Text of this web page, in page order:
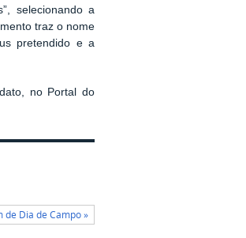
selecionando a
traz o nome
pretendido e a
no Portal do
de Dia de Campo »